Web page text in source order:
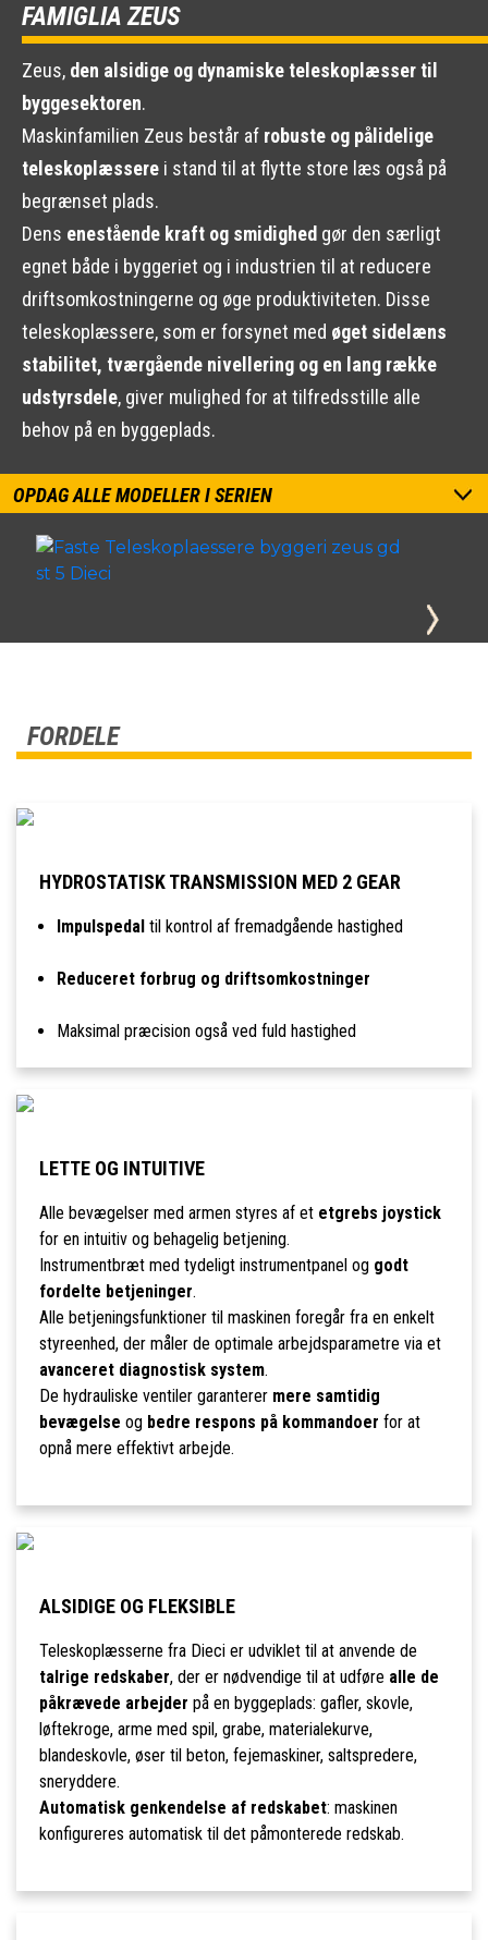
FAMIGLIA ZEUS
Zeus, den alsidige og dynamiske teleskoplæsser til
byggesektoren.
Maskinfamilien Zeus består af robuste og pålidelige
teleskoplæssere i stand til at flytte store læs også på
begrænset plads.
Dens enestående kraft og smidighed gør den særligt
egnet både i byggeriet og i industrien til at reducere
driftsomkostningerne og øge produktiviteten. Disse
teleskoplæssere, som er forsynet med øget sidelæns
stabilitet, tværgående nivellering og en lang række
udstyrsdele, giver mulighed for at tilfredsstille alle
behov på en byggeplads.
OPDAG ALLE MODELLER I SERIEN
FORDELE
HYDROSTATISK TRANSMISSION MED 2 GEAR
Impulspedal til kontrol af fremadgående hastighed
Reduceret forbrug og driftsomkostninger
Maksimal præcision også ved fuld hastighed
LETTE OG INTUITIVE
Alle bevægelser med armen styres af et etgrebs joystick
for en intuitiv og behagelig betjening.
Instrumentbræt med tydeligt instrumentpanel og godt
fordelte betjeninger.
Alle betjeningsfunktioner til maskinen foregår fra en enkelt
styreenhed, der måler de optimale arbejdsparametre via et
avanceret diagnostisk system.
De hydrauliske ventiler garanterer mere samtidig
bevægelse og bedre respons på kommandoer for at
opnå mere effektivt arbejde.
ALSIDIGE OG FLEKSIBLE
Teleskoplæsserne fra Dieci er udviklet til at anvende de
talrige redskaber, der er nødvendige til at udføre alle de
påkrævede arbejder på en byggeplads: gafler, skovle,
løftekroge, arme med spil, grabe, materialekurve,
blandeskovle, øser til beton, fejemaskiner, saltspredere,
sneryddere.
Automatisk genkendelse af redskabet: maskinen
konfigureres automatisk til det påmonterede redskab.